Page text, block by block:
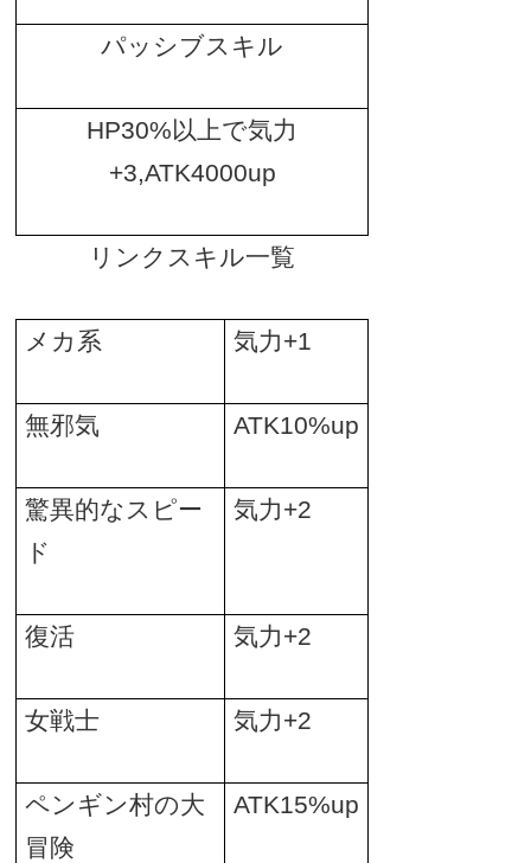
パッシブスキル
HP30%以上で気力
+3,ATK4000up
リンクスキル一覧
メカ系 気力+1
無邪気 ATK10%up
驚異的なスピー
ド
気力+2
復活 気力+2
女戦士 気力+2
ペンギン村の大
冒険
ATK15%up